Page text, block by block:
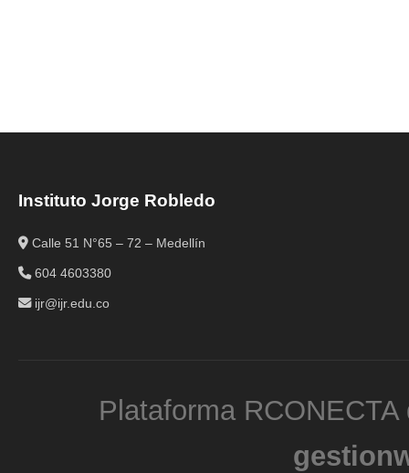
Instituto Jorge Robledo
Calle 51 N°65 – 72 – Medellín
604 4603380
ijr@ijr.edu.co
Plataforma